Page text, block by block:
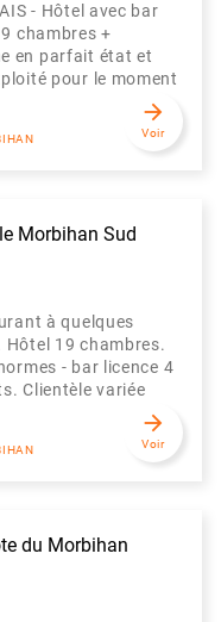
- Hôtel avec bar
chambres +
en parfait état et
pour le moment
arrow_forward
Voir
Morbihan Sud
à quelques
19 chambres.
- bar licence 4
Clientèle variée
arrow_forward
Voir
du Morbihan